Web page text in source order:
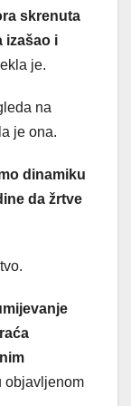
skrenuta
izašao i
je.
na
je ona.
dinamiku
da žrtve
objavljenom